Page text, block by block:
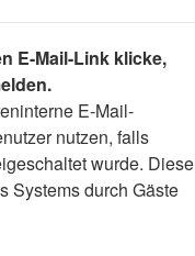
E-Mail-Link klicke,
E-Mail-
nutzen, falls
wurde. Diese
Systems durch Gäste